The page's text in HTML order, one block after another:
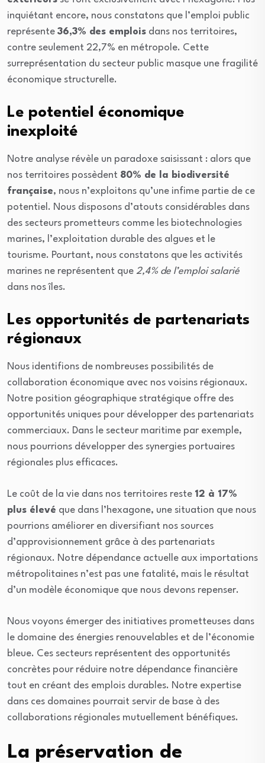
inquiétant encore, nous constatons que l’emploi public
représente 36,3% des emplois dans nos territoires,
contre seulement 22,7% en métropole. Cette
surreprésentation du secteur public masque une fragilité
économique structurelle.
Le potentiel économique
inexploité
Notre analyse révèle un paradoxe saisissant : alors que
nos territoires possèdent 80% de la biodiversité
française, nous n’exploitons qu’une infime partie de ce
potentiel. Nous disposons d’atouts considérables dans
des secteurs prometteurs comme les biotechnologies
marines, l’exploitation durable des algues et le
tourisme. Pourtant, nous constatons que les activités
marines ne représentent que 2,4% de l’emploi salarié
dans nos îles.
Les opportunités de partenariats
régionaux
Nous identifions de nombreuses possibilités de
collaboration économique avec nos voisins régionaux.
Notre position géographique stratégique offre des
opportunités uniques pour développer des partenariats
commerciaux. Dans le secteur maritime par exemple,
nous pourrions développer des synergies portuaires
régionales plus efficaces.
Le coût de la vie dans nos territoires reste 12 à 17%
plus élevé que dans l’hexagone, une situation que nous
pourrions améliorer en diversifiant nos sources
d’approvisionnement grâce à des partenariats
régionaux. Notre dépendance actuelle aux importations
métropolitaines n’est pas une fatalité, mais le résultat
d’un modèle économique que nous devons repenser.
Nous voyons émerger des initiatives prometteuses dans
le domaine des énergies renouvelables et de l’économie
bleue. Ces secteurs représentent des opportunités
concrètes pour réduire notre dépendance financière
tout en créant des emplois durables. Notre expertise
dans ces domaines pourrait servir de base à des
collaborations régionales mutuellement bénéfiques.
La préservation de